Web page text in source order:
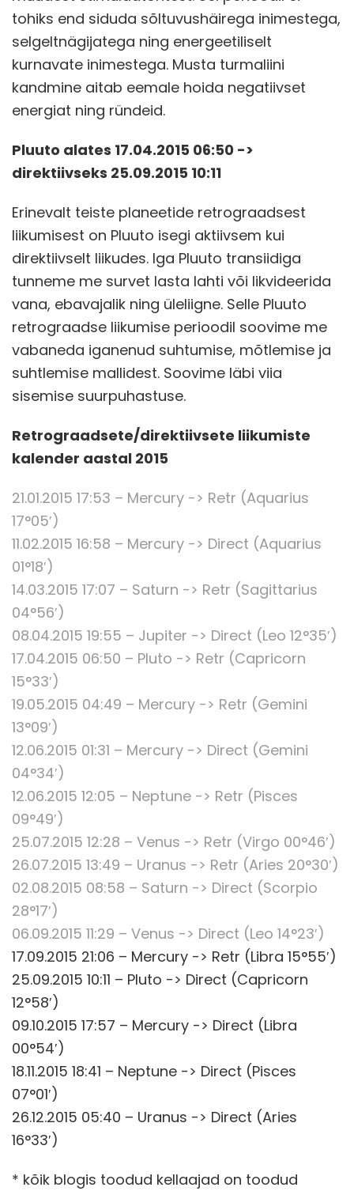
tohiks end siduda sõltuvushäirega inimestega,
selgeltnägijatega ning energeetiliselt
kurnavate inimestega. Musta turmaliini
kandmine aitab eemale hoida negatiivset
energiat ning ründeid.
Pluuto alates 17.04.2015 06:50 ->
direktiivseks 25.09.2015 10:11
Erinevalt teiste planeetide retrograadsest
liikumisest on Pluuto isegi aktiivsem kui
direktiivselt liikudes. Iga Pluuto transiidiga
tunneme me survet lasta lahti või likvideerida
vana, ebavajalik ning üleliigne. Selle Pluuto
retrograadse liikumise perioodil soovime me
vabaneda iganenud suhtumise, mõtlemise ja
suhtlemise mallidest. Soovime läbi viia
sisemise suurpuhastuse.
Retrograadsete/direktiivsete liikumiste
kalender aastal 2015
21.01.2015 17:53 – Mercury -> Retr (Aquarius
17°05′)
11.02.2015 16:58 – Mercury -> Direct (Aquarius
01°18′)
14.03.2015 17:07 – Saturn -> Retr (Sagittarius
04°56′)
08.04.2015 19:55 – Jupiter -> Direct (Leo 12°35′)
17.04.2015 06:50 – Pluto -> Retr (Capricorn
15°33′)
19.05.2015 04:49 – Mercury -> Retr (Gemini
13°09′)
12.06.2015 01:31 – Mercury -> Direct (Gemini
04°34′)
12.06.2015 12:05 – Neptune -> Retr (Pisces
09°49′)
25.07.2015 12:28 – Venus -> Retr (Virgo 00°46′)
26.07.2015 13:49 – Uranus -> Retr (Aries 20°30′)
02.08.2015 08:58 – Saturn -> Direct (Scorpio
28°17′)
06.09.2015 11:29 – Venus -> Direct (Leo 14°23′)
17.09.2015 21:06 – Mercury -> Retr (Libra 15°55′)
25.09.2015 10:11 – Pluto -> Direct (Capricorn
12°58′)
09.10.2015 17:57 – Mercury -> Direct (Libra
00°54′)
18.11.2015 18:41 – Neptune -> Direct (Pisces
07°01′)
26.12.2015 05:40 – Uranus -> Direct (Aries
16°33′)
* kõik blogis toodud kellaajad on toodud